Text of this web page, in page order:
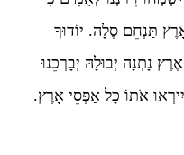
תַּנְחֵם סֶלָה. יוֹדוּךָ
נָתְנָה יְבוּלָהּ יְבָרְכֵנוּ
אֹתוֹ כָּל אַפְסֵי אָרֶץ.